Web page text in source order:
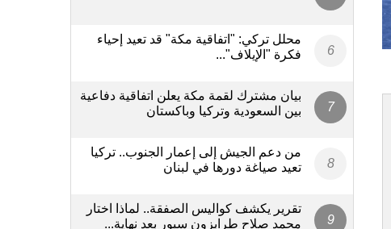
محلل تركي: "اتفاقية مكة" قد تعيد إحياء
فكرة "الإيلاف"...
بيان مشترك لقمة مكة يعلن اتفاقية دفاعية
بين السعودية وتركيا وباكستان
من دعم الجيش إلى إعمار الجنوب.. تركيا
تعيد صياغة دورها في لبنان
تقرير يكشف كواليس الصفقة.. لماذا اختار
محمد صلاح طرابزون سبور بعد نهاية...